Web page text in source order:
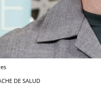
DE SALUD